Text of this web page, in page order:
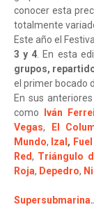
conocer esta
totalmente
Este año el
3 y 4. En esta
grupos,
el primer bocado
En sus
como
Iván
Vegas, El
Mundo, Izal ,
Red, Triángulo
Roja, Depedro,
Supersubmarina